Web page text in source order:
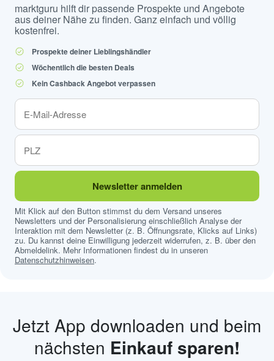
marktguru hilft dir passende Prospekte und Angebote
aus deiner Nähe zu finden. Ganz einfach und völlig
kostenfrei.
Prospekte deiner Lieblingshändler
Wöchentlich die besten Deals
Kein Cashback Angebot verpassen
Newsletter anmelden
Mit Klick auf den Button stimmst du dem Versand unseres
Newsletters und der Personalisierung einschließlich Analyse der
Interaktion mit dem Newsletter (z. B. Öffnungsrate, Klicks auf Links)
zu. Du kannst deine Einwilligung jederzeit widerrufen, z. B. über den
Abmeldelink. Mehr Informationen findest du in unseren
Datenschutzhinweisen.
Jetzt App downloaden und beim
nächsten Einkauf sparen!